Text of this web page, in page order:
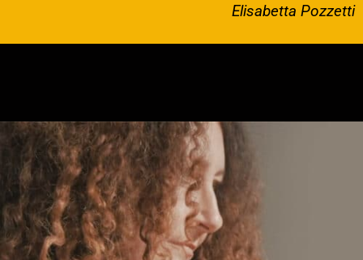
Elisabetta Pozzetti